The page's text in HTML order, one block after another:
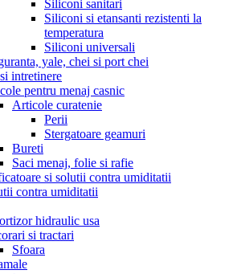
Siliconi sanitari
Siliconi si etansanti rezistenti la
temperatura
Siliconi universali
yale, chei si port chei
intretinere
pentru menaj casnic
Articole curatenie
Perii
Stergatoare geamuri
Bureti
Saci menaj, folie si rafie
si solutii contra umiditatii
contra umiditatii
hidraulic usa
si tractari
Sfoara